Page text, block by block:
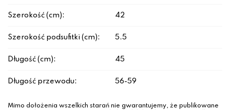
Szerokość (cm): 42
Szerokość podsufitki (cm): 5.5
Długość (cm): 45
Długość przewodu: 56-59
Mimo dołożenia wszelkich starań nie gwarantujemy, że publikowane